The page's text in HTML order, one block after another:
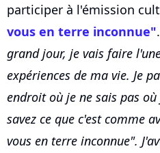
participer à l'émission
vous en terre inconnue"
grand jour, je vais faire
expériences de ma vie. Je
endroit où je ne sais pas
savez ce que c'est comme
vous en terre inconnue".